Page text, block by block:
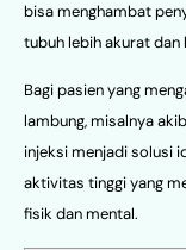
bisa menghambat
tubuh lebih akurat dan
Bagi pasien yang
lambung, misalnya
injeksi menjadi solusi
aktivitas tinggi yang
fisik dan mental.